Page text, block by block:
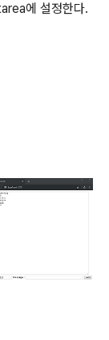
에 설정한다.